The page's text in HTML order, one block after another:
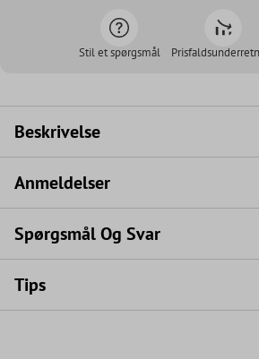
Stil et spørgsmål
Beskrivelse
Anmeldelser
Spørgsmål Og Svar
Tips